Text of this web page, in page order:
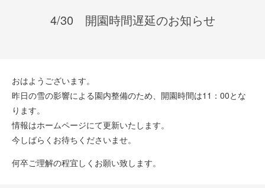
4/30 開園時間遅延のお知らせ
おはようございます。
昨日の雪の影響による園内整備のため、開園時間は11：00とな
ります。
情報はホームページにて更新いたします。
今しばらくお待ちくださいませ。
何卒ご理解の程宜しくお願い致します。